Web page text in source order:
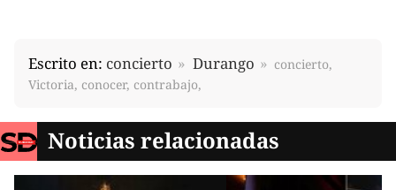
Escrito en: concierto Durango
concierto,
Victoria, conocer, contrabajo,
Noticias relacionadas